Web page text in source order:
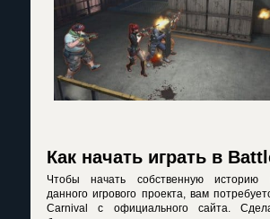
Как начать играть в
Чтобы начать собственную историю
данного игрового проекта, вам
Carnival с официального сайта.